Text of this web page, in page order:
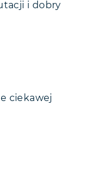
i dobry
ciekawej